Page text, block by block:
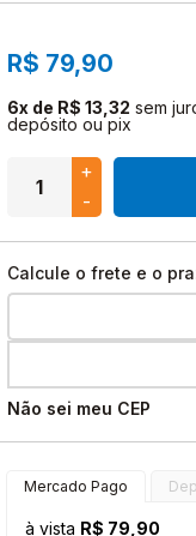
Instagram
Facebook
TikTok
R$ 79,90
6x de R$ 13,32 sem
depósito ou pix
+
-
Calcule o frete e o
Não sei meu CEP
Mercado Pago
à vista R$ 79,90